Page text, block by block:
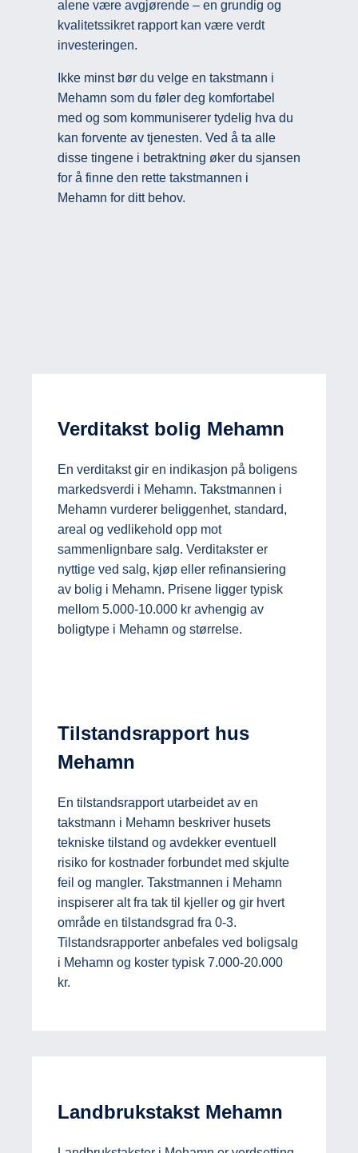
alene være avgjørende – en grundig og
kvalitetssikret rapport kan være verdt
investeringen.
Ikke minst bør du velge en takstmann i
Mehamn som du føler deg komfortabel
med og som kommuniserer tydelig hva du
kan forvente av tjenesten. Ved å ta alle
disse tingene i betraktning øker du sjansen
for å finne den rette takstmannen i
Mehamn for ditt behov.
Verditakst bolig Mehamn
En verditakst gir en indikasjon på boligens
markedsverdi i Mehamn. Takstmannen i
Mehamn vurderer beliggenhet, standard,
areal og vedlikehold opp mot
sammenlignbare salg. Verditakster er
nyttige ved salg, kjøp eller refinansiering
av bolig i Mehamn. Prisene ligger typisk
mellom 5.000-10.000 kr avhengig av
boligtype i Mehamn og størrelse.
Tilstandsrapport hus
Mehamn
En tilstandsrapport utarbeidet av en
takstmann i Mehamn beskriver husets
tekniske tilstand og avdekker eventuell
risiko for kostnader forbundet med skjulte
feil og mangler. Takstmannen i Mehamn
inspiserer alt fra tak til kjeller og gir hvert
område en tilstandsgrad fra 0-3.
Tilstandsrapporter anbefales ved boligsalg
i Mehamn og koster typisk 7.000-20.000
kr.
Landbrukstakst Mehamn